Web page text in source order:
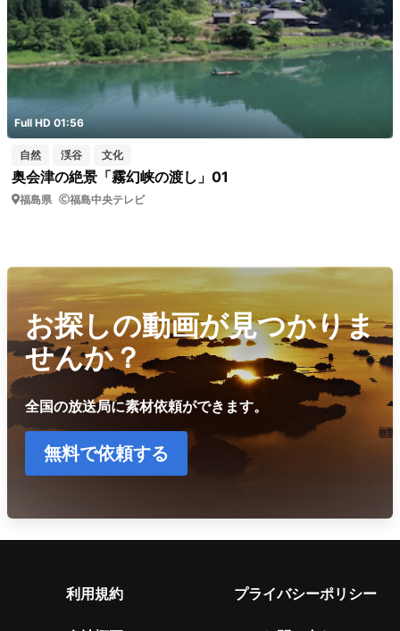
Full HD 01:56
自然 渓谷 文化
奥会津の絶景「霧幻峡の渡し」01
福島県 福島中央テレビ
お探しの動画が見つかりま
せんか？
全国の放送局に素材依頼ができます。
無料で依頼する
利用規約 プライバシーポリシー